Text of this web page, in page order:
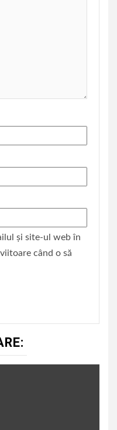
și site-ul web în
când o să